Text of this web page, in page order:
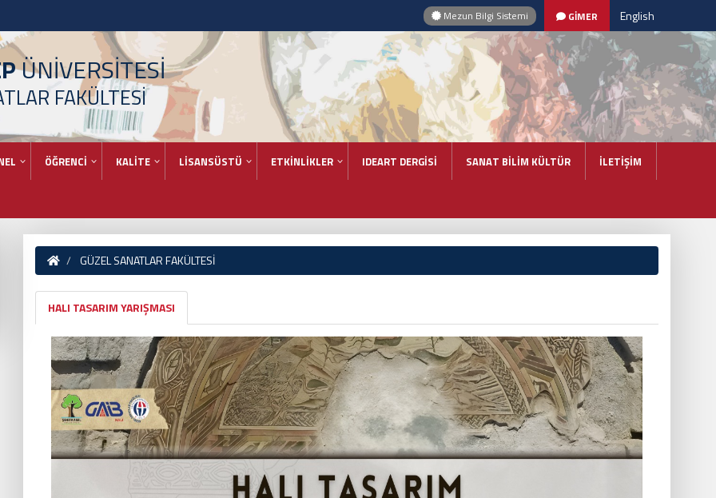
Mezun Bilgi Sistemi GİMER English
ÜNİVERSİTESİ
FAKÜLTESİ
ÖĞRENCİ KALİTE LİSANSÜSTÜ ETKİNLİKLER IDEART DERGİSİ SANAT BİLİM KÜLTÜR İLETİŞİM
GÜZEL SANATLAR FAKÜLTESİ
HALI TASARIM YARIŞMASI